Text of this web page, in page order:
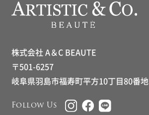
株式会社 A＆C BEAUTE
〒501-6257
岐阜県羽島市福寿町平方10丁目80番地
Follow Us